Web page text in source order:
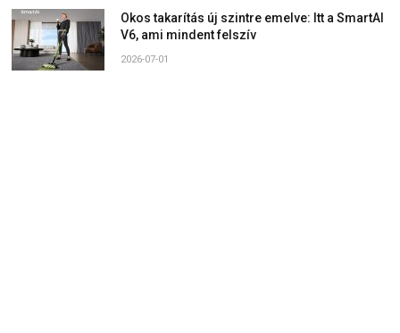
Okos takarítás új szintre emelve: Itt a SmartAI
V6, ami mindent felszív
2026-07-01